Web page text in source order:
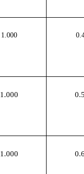
1.000
1.000
1.000